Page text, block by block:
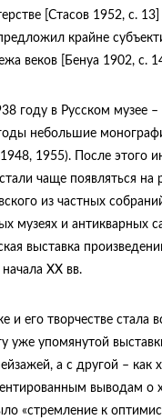
[Стасов 1952, с. 13]
крайне
веков [Бенуа 1902, с.
году в Русском музее
небольшие
1955). После этого
чаще появляться на
из частных
музеях и антикварных
выставка
ХХ вв.
его творчестве стала
уже упомянутой
а с другой – как
выводам о
«стремление к